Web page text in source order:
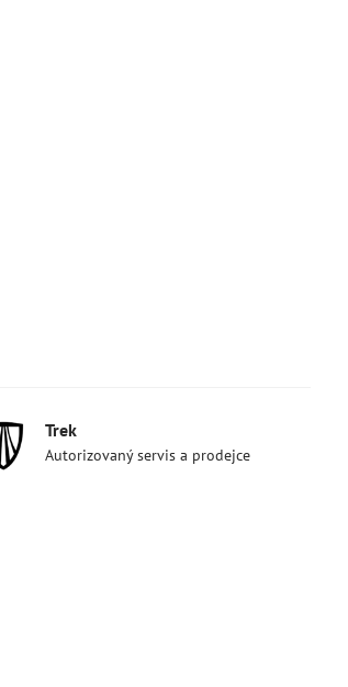
Trek
Autorizovaný servis a prodejce